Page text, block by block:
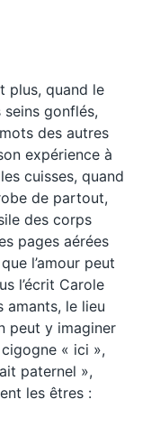
plus, quand le
gonflés,
des autres
expérience à
cuisses, quand
de partout,
des corps
pages aérées
l’amour peut
l’écrit Carole
amants, le lieu
peut y imaginer
« ici »,
paternel »,
les êtres :